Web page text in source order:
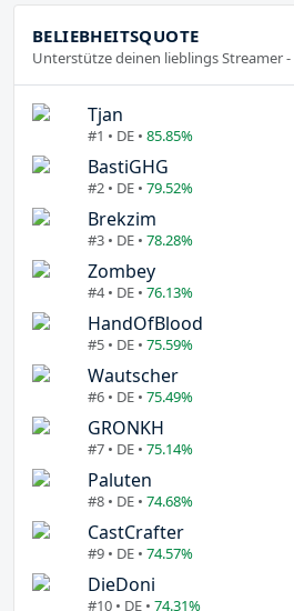
BELIEBHEITSQUOTE
Unterstütze deinen lieblings Streamer -
Tjan
#1 • DE • 85.85%
BastiGHG
#2 • DE • 79.52%
Brekzim
#3 • DE • 78.28%
Zombey
#4 • DE • 76.13%
HandOfBlood
#5 • DE • 75.59%
Wautscher
#6 • DE • 75.49%
GRONKH
#7 • DE • 75.14%
Paluten
#8 • DE • 74.68%
CastCrafter
#9 • DE • 74.57%
DieDoni
#10 • DE • 74.31%